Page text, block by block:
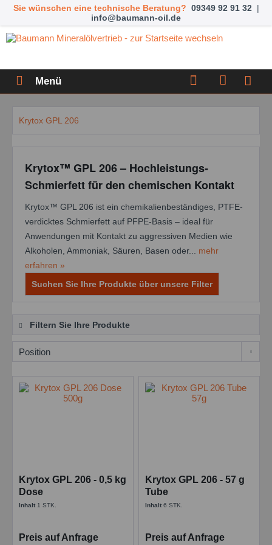
Sie wünschen eine technische Beratung? 09349 92 91 32 |
info@baumann-oil.de
Menü
Krytox GPL 206
Krytox™ GPL 206 – Hochleistungs-
Schmierfett für den chemischen Kontakt
Krytox™ GPL 206 ist ein chemikalienbeständiges, PTFE-
verdicktes Schmierfett auf PFPE-Basis – ideal für
Anwendungen mit Kontakt zu aggressiven Medien wie
Alkoholen, Ammoniak, Säuren, Basen oder... mehr
erfahren »
Suchen Sie Ihre Produkte über unsere Filter
Filtern Sie Ihre Produkte
Krytox GPL 206 - 0,5 kg
Dose
Inhalt 1 STK.
Preis auf Anfrage
Krytox GPL 206 - 57 g
Tube
Inhalt6 STK.
Preis auf Anfrage